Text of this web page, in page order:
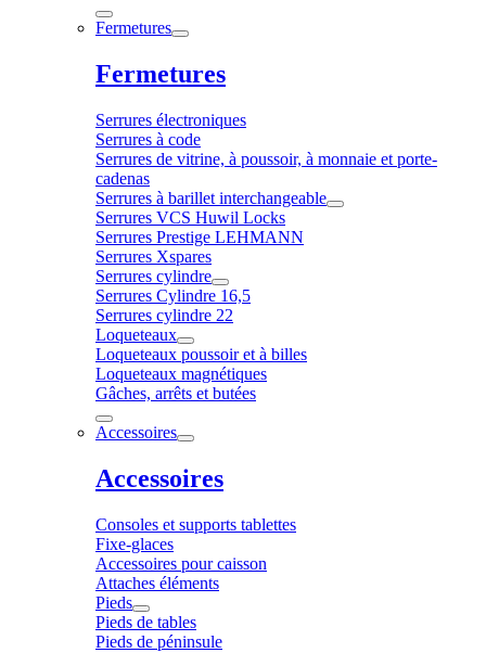
Fermetures
Fermetures
Serrures électroniques
Serrures à code
Serrures de vitrine, à poussoir, à monnaie et porte-
cadenas
Serrures à barillet interchangeable
Serrures VCS Huwil Locks
Serrures Prestige LEHMANN
Serrures Xspares
Serrures cylindre
Serrures Cylindre 16,5
Serrures cylindre 22
Loqueteaux
Loqueteaux poussoir et à billes
Loqueteaux magnétiques
Gâches, arrêts et butées
Accessoires
Accessoires
Consoles et supports tablettes
Fixe-glaces
Accessoires pour caisson
Attaches éléments
Pieds
Pieds de tables
Pieds de péninsule